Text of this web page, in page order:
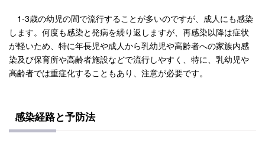
1-3歳の幼児の間で流行することが多いのですが、成人にも感染
します。何度も感染と発病を繰り返しますが、再感染以降は症状
が軽いため、特に年長児や成人から乳幼児や高齢者への家族内感
染及び保育所や高齢者施設などで流行しやすく、特に、乳幼児や
高齢者では重症化することもあり、注意が必要です。
感染経路と予防法